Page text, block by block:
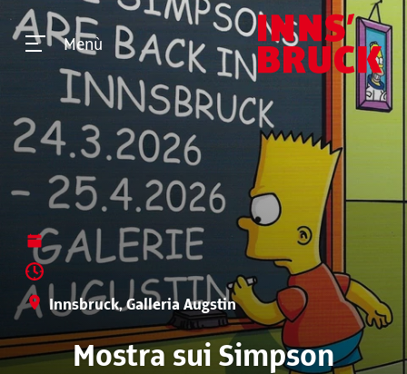
Menù
Innsbruck, Galleria Augstin
Mostra sui Simpson